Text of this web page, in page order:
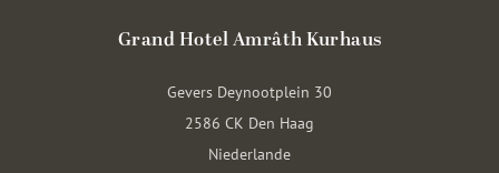
Grand Hotel Amrâth Kurhaus
Gevers Deynootplein 30
2586 CK Den Haag
Niederlande